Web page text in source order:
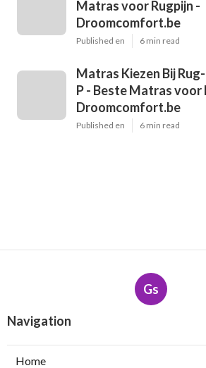
Matras voor Rugpijn -
Droomcomfort.be
Published en 6 min read
Matras Kiezen Bij
P - Beste Matras voor
Droomcomfort.be
Published en 6 min read
Gs
Navigation
Home